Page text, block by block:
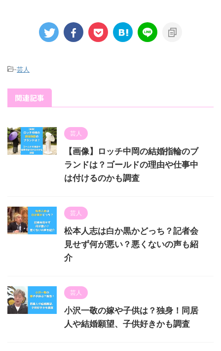
-芸人
関連記事
芸人
【画像】ロッチ中岡の結婚指輪のブ
ランドは？ゴールドの理由や仕事中
は付けるのかも調査
芸人
松本人志は白か黒かどっち？記者会
見せず何が悪い？悪くないの声も紹
介
芸人
小沢一敬の嫁や子供は？独身！同居
人や結婚願望、子供好きかも調査